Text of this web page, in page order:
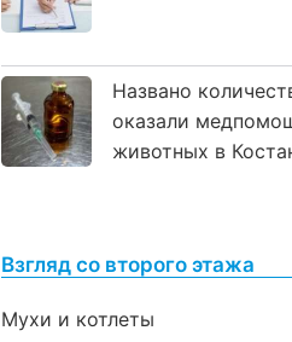
Названо
оказали
животных в
Взгляд со второго этажа
Мухи и котлеты